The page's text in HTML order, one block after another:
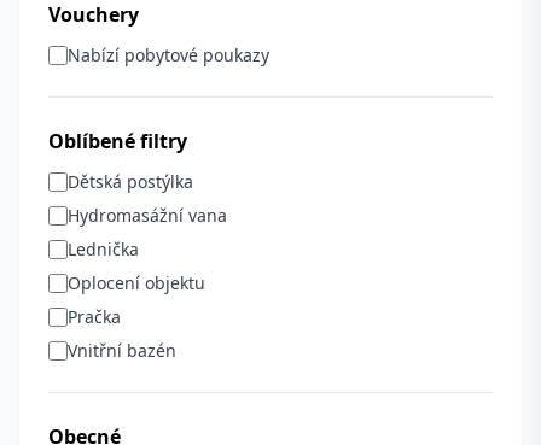
Vouchery
Nabízí pobytové poukazy
Oblíbené filtry
Dětská postýlka
Hydromasážní vana
Lednička
Oplocení objektu
Pračka
Vnitřní bazén
Obecné